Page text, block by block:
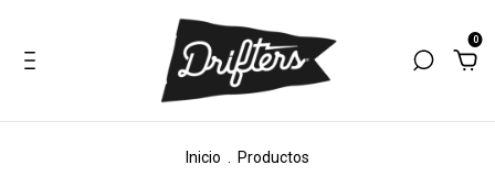
0
Inicio Productos